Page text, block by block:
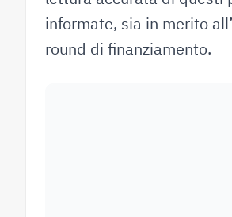
informate, sia in merito
round di finanziamento.